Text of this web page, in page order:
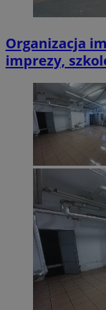
Organizacja
imprezy,